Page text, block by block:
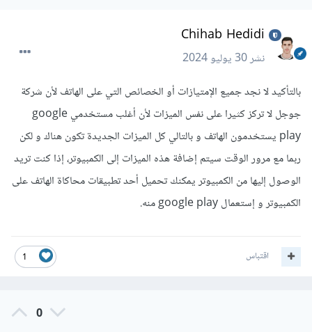
Chihab Hedidi
نشر30 يوليو 2024
بالتأكيد لا نجد جميع الإمتيازات أو الخصائص التي على الهاتف لأن شركة
جوجل لا تركز كثيرا على نفس الميزات لأن أغلب مستخدمي google
play يستخدمون الهاتف و بالتالي كل الميزات الجديدة تكون هناك و لكن
ربما مع مرور الوقت سيتم إضافة هذه الميزات إلى الكمبيوتر، إذا كنت تريد
الوصول إليها من الكمبيوتر يمكنك تحميل أحد تطبيقات محاكاة الهاتف على
الكمبيوتر و إستعمال google play منه.
1 اقتباس
0